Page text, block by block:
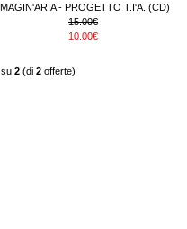
IMAGIN'ARIA - PROGETTO T.I'A. (CD)
15.00€
10.00€
su 2 (di 2 offerte)